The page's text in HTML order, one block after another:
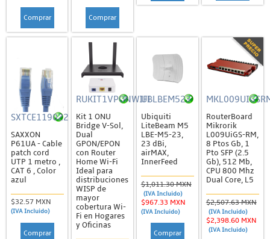
Serie RB 2011
Serie RB 3011
Serie RB 7x
Serie RB 9x
Switches
SXT / Sextant
Mimosa
Accesorios y Antenas
PTMP
Radiocomunicación
Comprar Comprar
SXTCE119022
SAXXON
P61UA - Cable
patch cord
UTP 1 metro ,
CAT 6 , Color
azul
$32.57 MXN
(IVA Incluido)
Comprar
RUKIT1VPONWIFI
Kit 1 ONU
Bridge V-Sol,
Dual
GPON/EPON
con Router
Home Wi-Fi
Ideal para
distribuciones
WISP de
mayor
cobertura Wi-
Fi en Hogares
y Oficinas
UBLBEM523
Ubiquiti
LiteBeam M5
LBE-M5-23,
23 dBi,
airMAX,
InnerFeed
$1,011.30 MXN
(IVA Incluido)
$967.33 MXN
(IVA Incluido)
Comprar
RouterBoard
Mikrorik
L009UiGS-RM,
8 Ptos Gb, 1
Pto SFP (2.5
Gb), 512 Mb,
CPU 800 Mhz
Dual Core, L5
$2,507.63 MXN
(IVA Incluido)
$2,398.60 MXN
(IVA Incluido)